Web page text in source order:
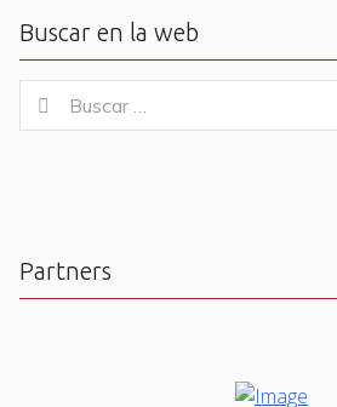
Buscar en la web
for:
Buscar
Partners